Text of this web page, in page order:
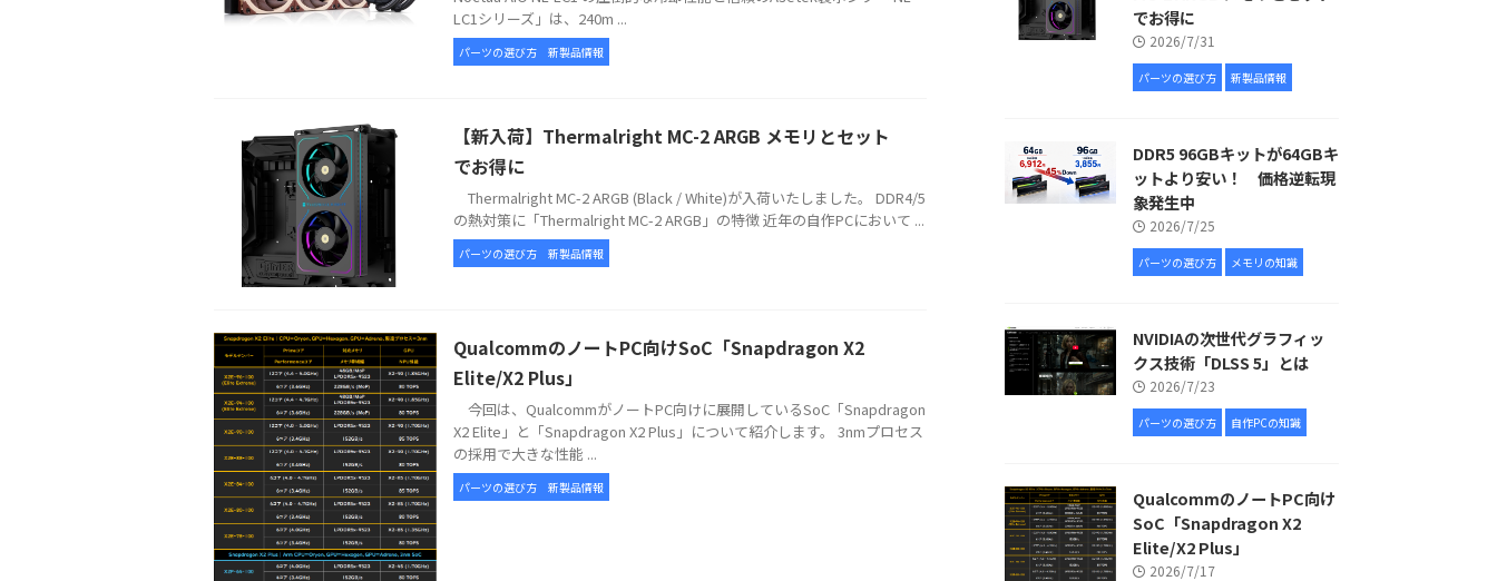
LC1シリーズ」は、240m ...
パーツの選び方 新製品情報
【新入荷】Thermalright MC-2 ARGB メモリとセット
でお得に
Thermalright MC-2 ARGB (Black / White)が入荷いたしました。 DDR4/5
の熱対策に「Thermalright MC-2 ARGB」の特徴 近年の自作PCにおいて ...
パーツの選び方 新製品情報
QualcommのノートPC向けSoC「Snapdragon X2
Elite/X2 Plus」
今回は、QualcommがノートPC向けに展開しているSoC「Snapdragon
X2 Elite」と「Snapdragon X2 Plus」について紹介します。 3nmプロセス
の採用で大きな性能 ...
パーツの選び方 新製品情報
でお得に
2026/7/31
パーツの選び方 新製品情報
DDR5 96GBキットが64GBキ
ットより安い！ 価格逆転現
象発生中
2026/7/25
パーツの選び方 メモリの知識
NVIDIAの次世代グラフィッ
クス技術「DLSS 5」とは
2026/7/23
パーツの選び方 自作PCの知識
QualcommのノートPC向け
SoC「Snapdragon X2
Elite/X2 Plus」
2026/7/17